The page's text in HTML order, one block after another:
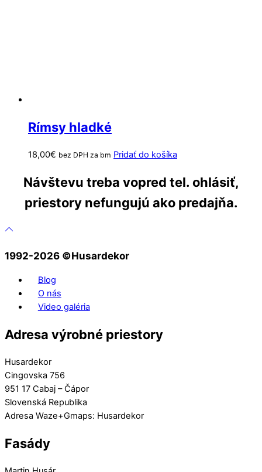
Rímsy hladké
18,00€ bez DPH za bm Pridať do košíka
Návštevu treba vopred tel. ohlásiť,
priestory nefungujú ako predajňa.
1992-2026 ©️Husardekor
Blog
O nás
Video galéria
Adresa výrobné priestory
Husardekor
Cingovska 756
951 17 Cabaj – Čápor
Slovenská Republika
Adresa Waze+Gmaps: Husardekor
Fasády